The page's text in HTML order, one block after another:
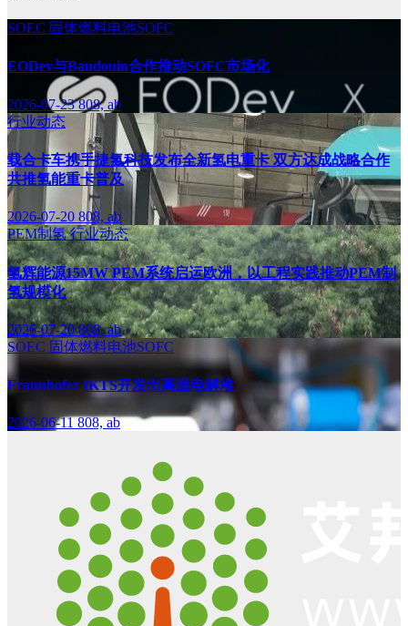
SOEC 固体燃料电池SOFC
EODev与Baudouin合作推动SOFC市场化
2026-07-23808, ab
行业动态
载合卡车携手捷氢科技发布全新氢电重卡 双方达成战略合作
共推氢能重卡普及
2026-07-20 808, ab
PEM制氢行业动态
氢辉能源15MW PEM系统启运欧洲，以工程实践推动PEM制
氢规模化
2026-07-20808, ab
SOEC 固体燃料电池SOFC
Fraunhofer IKTS开发出高温电解堆
2026-06-11808, ab